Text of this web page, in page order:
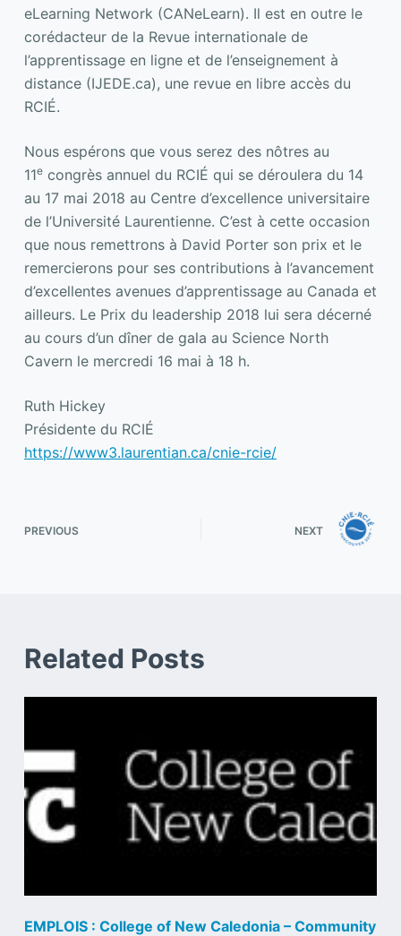
eLearning Network (CANeLearn). Il est en outre le
corédacteur de la Revue internationale de
l’apprentissage en ligne et de l’enseignement à
distance (IJEDE.ca), une revue en libre accès du
RCIÉ.
Nous espérons que vous serez des nôtres au
11econgrès annuel du RCIÉ qui se déroulera du 14
au 17 mai 2018 au Centre d’excellence universitaire
de l’Université Laurentienne. C’est à cette occasion
que nous remettrons à David Porter son prix et le
remercierons pour ses contributions à l’avancement
d’excellentes avenues d’apprentissage au Canada et
ailleurs. Le Prix du leadership 2018 lui sera décerné
au cours d’un dîner de gala au Science North
Cavern le mercredi 16 mai à 18 h.
Ruth Hickey
Présidente du RCIÉ
https://www3.laurentian.ca/cnie-rcie/
PREVIOUS NEXT
Related Posts
EMPLOIS : College of New Caledonia – Community